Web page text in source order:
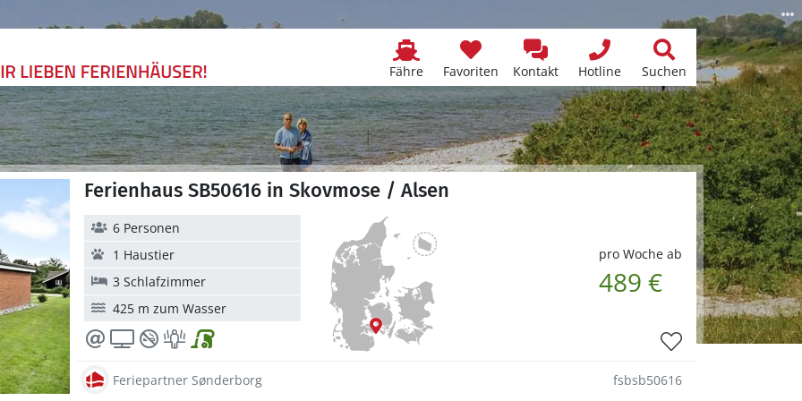
Fähre Favoriten Kontakt Hotline Suchen
Ferienhaus SB50616 in Skovmose / Alsen
pro Woche ab
489 €
6 Personen
1 Haustier
3 Schlafzimmer
425 m zum Wasser
Feriepartner Sønderborg fsbsb50616